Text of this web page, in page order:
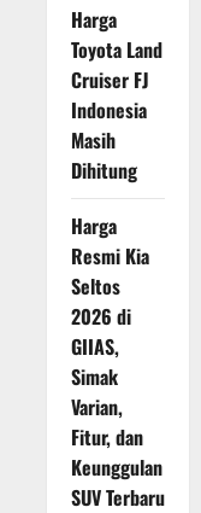
Harga
Toyota Land
Cruiser FJ
Indonesia
Masih
Dihitung
Harga
Resmi Kia
Seltos
2026 di
GIIAS,
Simak
Varian,
Fitur, dan
Keunggulan
SUV Terbaru